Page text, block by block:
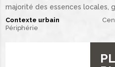
majorité des essences locales,
Contexte urbain
Périphérie